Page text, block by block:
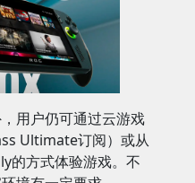
用户仍可通过云游戏
Ultimate订阅）或从
的方式体验游戏。不